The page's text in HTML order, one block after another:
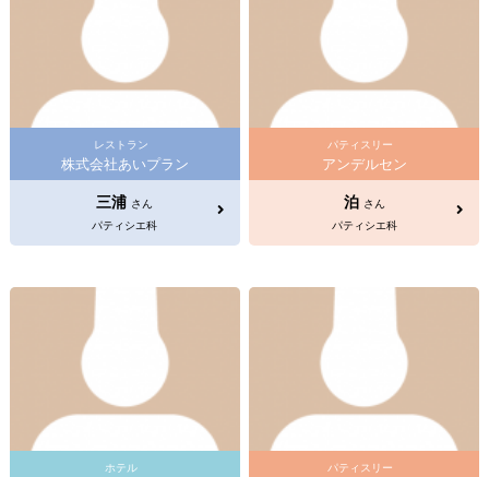
レストラン
株式会社あいプラン
三浦 さん
パティシエ科
パティスリー
アンデルセン
泊 さん
パティシエ科
ホテル パティスリー